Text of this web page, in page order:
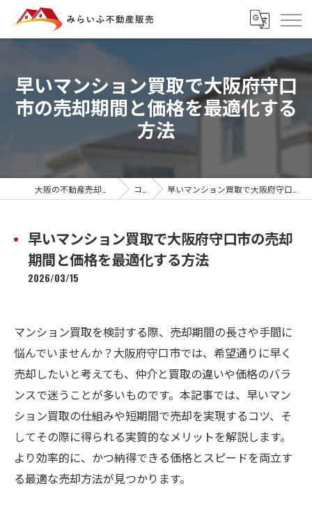
早いマンション買取で大阪府守口
市の売却期間と価格を最適化する
方法
コラム 早いマンション買取で大阪府守口市の売却期間と価格を最適化する方法
早いマンション買取で大阪府守口市の売却
期間と価格を最適化する方法
2026/03/15
マンション買取を検討する際、売却期間の長さや手間に
悩んでいませんか？大阪府守口市では、希望通りに早く
売却したいと考えても、仲介と買取の違いや価格のバラ
ンスで迷うことが多いものです。本記事では、早いマン
ション買取の仕組みや短期間で売却を実現するコツ、そ
してその際に得られる実質的なメリットを解説します。
より効率的に、かつ納得できる価格とスピードを両立す
る最適な売却方法が見つかります。